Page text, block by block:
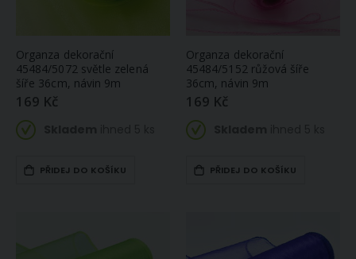
Organza dekorační
45484/5072 světle zelená
šíře 36cm, návin 9m
169 Kč
PŘIDEJ DO KOŠÍKU
Organza dekorační
45484/5152 růžová šíře
36cm, návin 9m
169 Kč
PŘIDEJ DO KOŠÍKU